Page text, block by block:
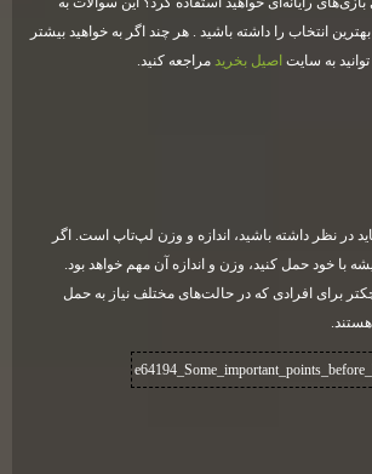
انتخاب را داشته باشید
هر چند اگر به خواهید بیشتر
به سایت اصیل بخرید مراجعه کنید.
در نظر داشته باشید، اندازه و وزن لپ‌تاپ است. اگر
با خود حمل کنید، وزن و اندازه آن مهم خواهد بود.
برای افرادی که در حالت‌های مختلف نیاز به حمل